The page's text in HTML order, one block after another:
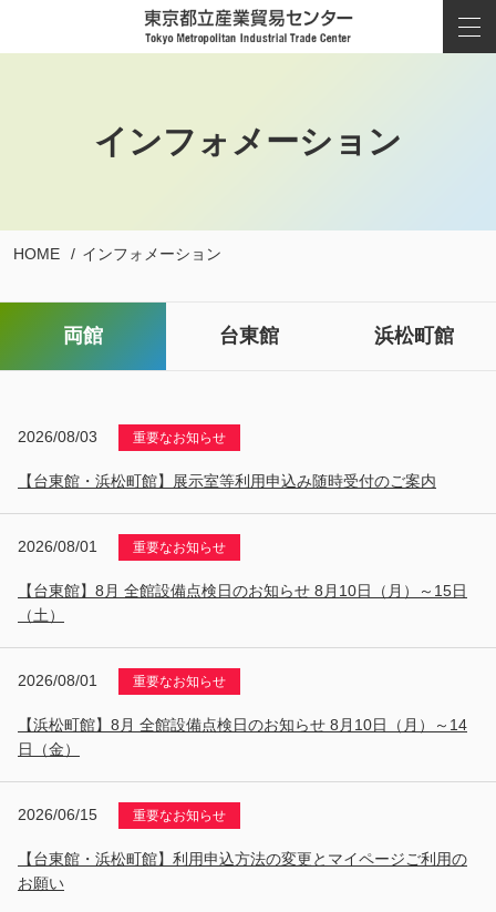
インフォメーション
HOME インフォメーション
両館 台東館 浜松町館
2026/08/03 重要なお知らせ
【台東館・浜松町館】展示室等利用申込み随時受付のご案内
2026/08/01 重要なお知らせ
【台東館】8月 全館設備点検日のお知らせ 8月10日（月）～15日
（土）
2026/08/01 重要なお知らせ
【浜松町館】8月 全館設備点検日のお知らせ 8月10日（月）～14
日（金）
2026/06/15 重要なお知らせ
【台東館・浜松町館】利用申込方法の変更とマイページご利用の
お願い